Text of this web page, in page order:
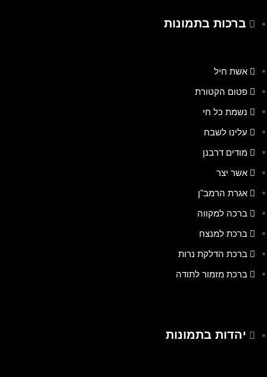
ברכות בתמונות
אשת חיל
פטום הקטורת
נשמת כל חי
עלינו לשבח
מודים דרבנן
אשר יצר
אגרת הרמב"ן
ברכה למקווה
ברכת למנצח
ברכת הדלקת נרות
ברכת מזמור לתודה
יהדות בתמונות